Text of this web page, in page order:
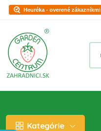
Heuréka - overené zákazníkmi
Kategórie